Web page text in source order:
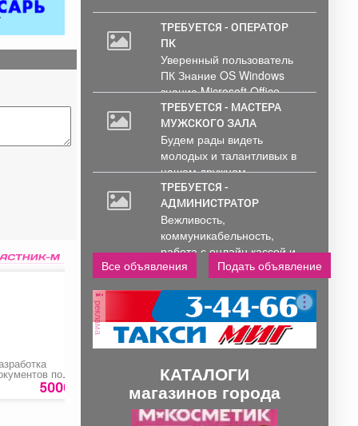
по
5000 руб.
специалистов АТП
«Специалист,
ответственный за
безопасности
14000 руб.
ТРЕБУЕТСЯ - ОПЕРАТОР
ПК
Уверенный пользователь
ПК Знание OS Windows
знание Microsoft Office .
Обработка и...
ТРЕБУЕТСЯ - МАСТЕРА
МУЖСКОГО ЗАЛА
Будем рады видеть
молодых и талантливых в
нашем дружном...
ТРЕБУЕТСЯ -
АДМИНИСТРАТОР
Вежливость,
коммуникабельность,
работа с онлайн кассой и
ПК (программы...
Все объявления Подать объявление
реклама
КАТАЛОГИ
магазинов города